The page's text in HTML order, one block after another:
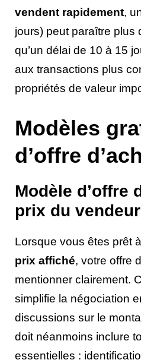
vendent rapidement,
jours) peut paraître plus
qu’un délai de 10 à 15
aux transactions plus
propriétés de valeur
Modèles
d’offre
Modèle d’offre
prix du vendeur
Lorsque vous êtes prêt
prix affiché, votre offre
mentionner clairement.
simplifie la négociation
discussions sur le
doit néanmoins inclure
essentielles :